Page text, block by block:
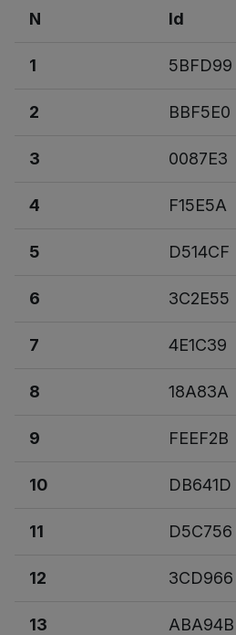
N Id
1 5BFD99
2 BBF5E0
3 0087E3
4 F15E5A
5 D514CF
6 3C2E55
7 4E1C39
8 18A83A
9 FEEF2B
10 DB641D
11 D5C756
12 3CD966
13 ABA94B